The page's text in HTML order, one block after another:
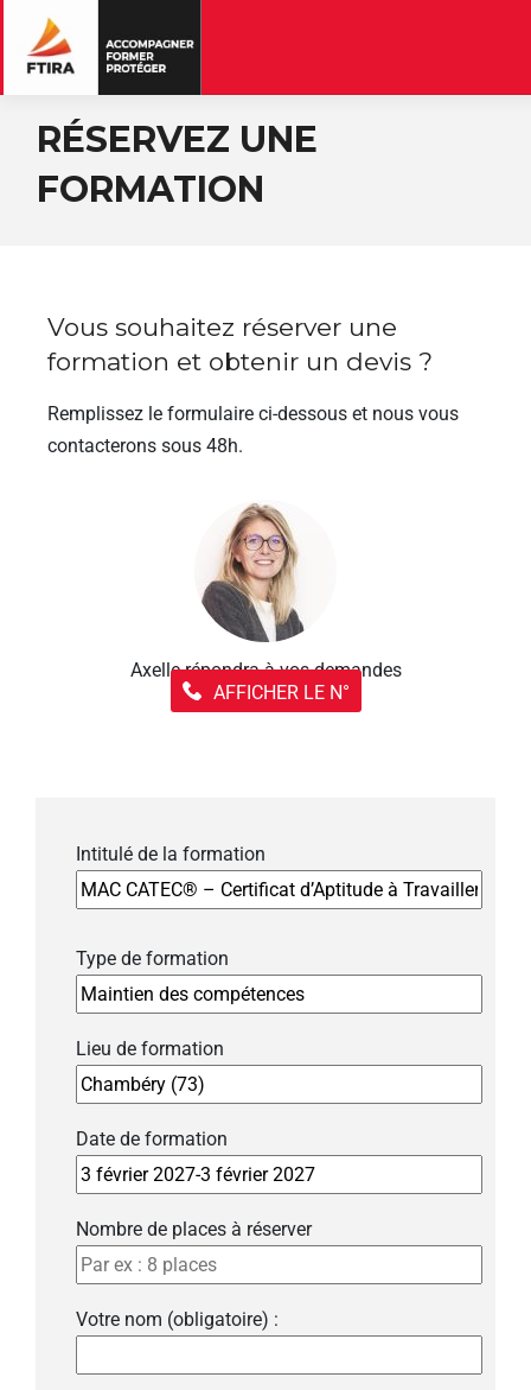
RÉSERVEZ UNE
FORMATION
Vous souhaitez réserver une
formation et obtenir un devis ?
Remplissez le formulaire ci-dessous et nous vous
contacterons sous 48h.
Axelle répondra à vos demandes
AFFICHER LE N°
Intitulé de la formation
Type de formation
Lieu de formation
Date de formation
Nombre de places à réserver
Votre nom (obligatoire) :